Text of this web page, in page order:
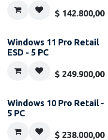
$ 142.800,00
Windows 11 Pro Retail
ESD - 5 PC
$ 249.900,00
Windows 10 Pro Retail -
5 PC
$ 238.000,00